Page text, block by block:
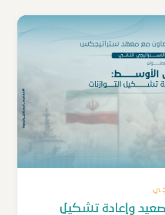
وإعادة تشكيل